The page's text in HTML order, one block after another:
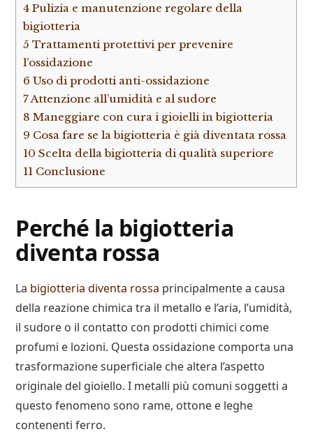
4 Pulizia e manutenzione regolare della
bigiotteria
5 Trattamenti protettivi per prevenire
l’ossidazione
6 Uso di prodotti anti-ossidazione
7Attenzione all’umidità e al sudore
8 Maneggiare con cura i gioielli in bigiotteria
9 Cosa fare se la bigiotteria è già diventata rossa
10 Scelta della bigiotteria di qualità superiore
11 Conclusione
Perché la bigiotteria
diventa rossa
La bigiotteria diventa rossa principalmente a causa
della reazione chimica tra il metallo e l’aria, l’umidità,
il sudore o il contatto con prodotti chimici come
profumi e lozioni. Questa ossidazione comporta una
trasformazione superficiale che altera l’aspetto
originale del gioiello. I metalli più comuni soggetti a
questo fenomeno sono rame, ottone e leghe
contenenti ferro.